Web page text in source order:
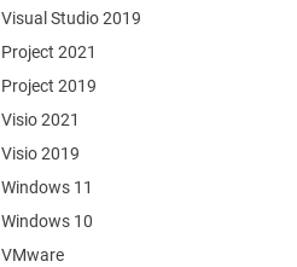
Visual Studio 2019
Project 2021
Project 2019
Visio 2021
Visio 2019
Windows 11
Windows 10
VMware